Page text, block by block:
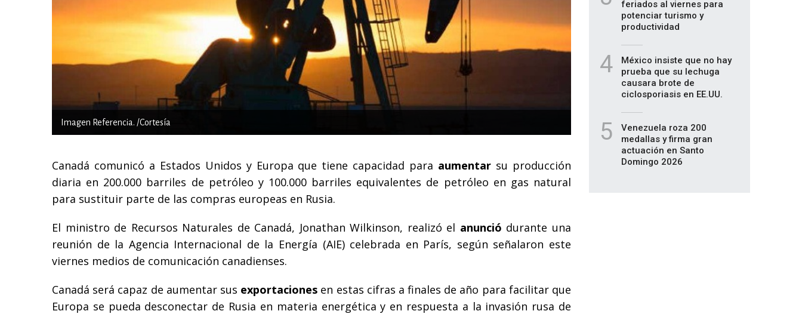
Imagen Referencia. /Cortesía
Canadá comunicó a Estados Unidos y Europa que tiene capacidad para aumentar su producción
diaria en 200.000 barriles de petróleo y 100.000 barriles equivalentes de petróleo en gas natural
para sustituir parte de las compras europeas en Rusia.
El ministro de Recursos Naturales de Canadá, Jonathan Wilkinson, realizó el anunció durante una
reunión de la Agencia Internacional de la Energía (AIE) celebrada en París, según señalaron este
viernes medios de comunicación canadienses.
Canadá será capaz de aumentar sus exportaciones en estas cifras a finales de año para facilitar que
Europa se pueda desconectar de Rusia en materia energética y en respuesta a la invasión rusa de
feriados al viernes para
potenciar turismo y
productividad
4
México insiste que no hay
prueba que su lechuga
causara brote de
ciclosporiasis en EE.UU.
5
Venezuela roza 200
medallas y firma gran
actuación en Santo
Domingo 2026